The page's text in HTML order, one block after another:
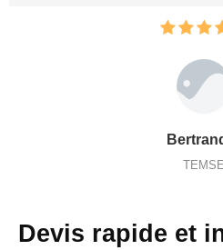
TEMSE
Devis rapide et